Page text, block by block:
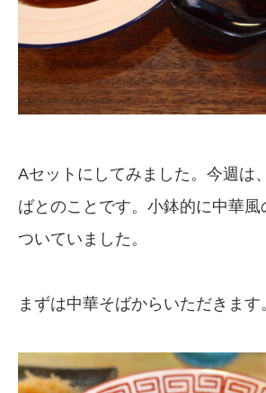
Aセットにしてみました。今週は
ばとのことです。小鉢的に中華風
ついていました。
まずは中華そばからいただきます